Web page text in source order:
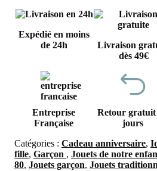
Expédié en moins
de 24h
Livraison
dès 49€
Entreprise
Française
Retour gratuit
jours
Catégories : Cadeau anniversaire,
fille, Garçon , Jouets de notre
80, Jouets garçon, Jouets